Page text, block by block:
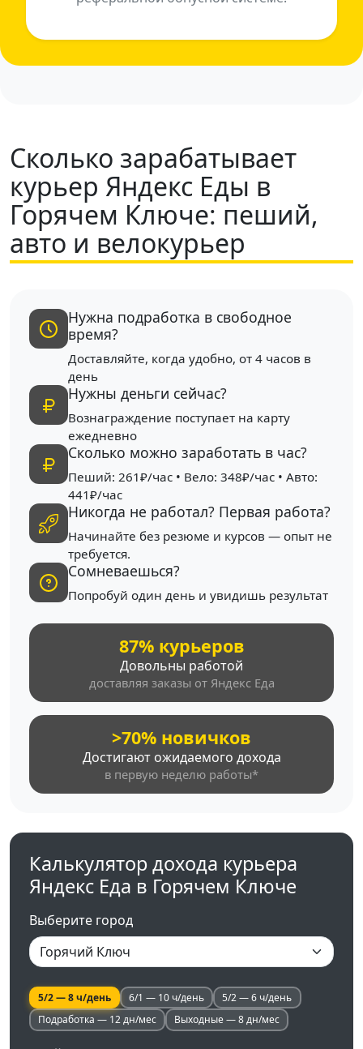
Сколько зарабатывает
курьер Яндекс Еды в
Горячем Ключе: пеший,
авто и велокурьер
Нужна подработка в свободное
время?
Доставляйте, когда удобно, от 4 часов в
день
Нужны деньги сейчас?
Вознаграждение поступает на карту
ежедневно
Сколько можно заработать в час?
Пеший: 261₽/час • Вело: 348₽/час • Авто:
441₽/час
Никогда не работал? Первая работа?
Начинайте без резюме и курсов — опыт не
требуется.
Сомневаешься?
Попробуй один день и увидишь результат
87% курьеров
Довольны работой
доставляя заказы от Яндекс Еда
>70% новичков
Достигают ожидаемого дохода
в первую неделю работы*
Калькулятор дохода курьера
Яндекс Еда в Горячем Ключе
Выберите город
5/2 — 8 ч/день 6/1 — 10 ч/день
5/2 — 6 ч/день
Подработка — 12 дн/мес
Выходные — 8 дн/мес